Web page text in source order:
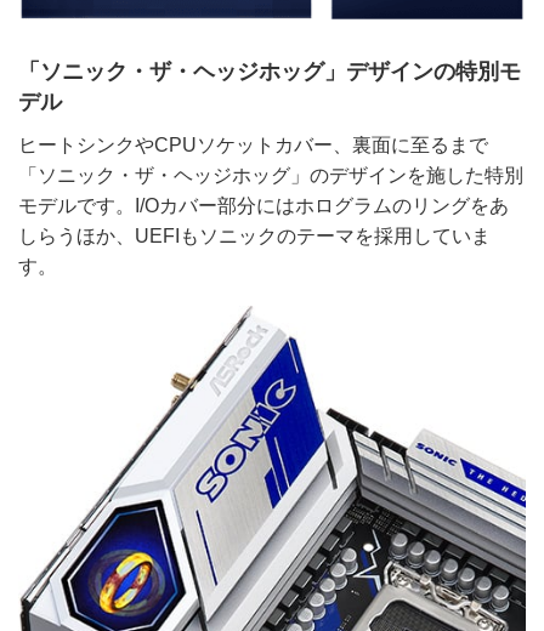
「ソニック・ザ・ヘッジホッグ」デザインの特別モ
デル
ヒートシンクやCPUソケットカバー、裏面に至るまで
「ソニック・ザ・ヘッジホッグ」のデザインを施した特別
モデルです。I/Oカバー部分にはホログラムのリングをあ
しらうほか、UEFIもソニックのテーマを採用していま
す。